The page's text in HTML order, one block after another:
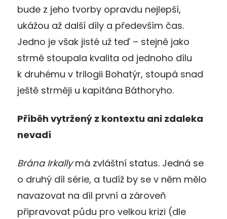
bude z jeho tvorby opravdu nejlepší,
ukážou až další díly a především čas.
Jedno je však jisté už teď – stejně jako
strmě stoupala kvalita od jednoho dílu
k druhému v trilogii Bohatýr, stoupá snad
ještě strměji u kapitána Báthoryho.
Příběh vytržený z kontextu ani zdaleka
nevadí
Brána Irkallymá zvláštní status. Jedná se
o druhý díl série, a tudíž by se v něm mělo
navazovat na díl první a zároveň
připravovat půdu pro velkou krizi (dle